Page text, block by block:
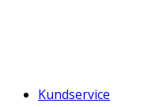
Kundservice